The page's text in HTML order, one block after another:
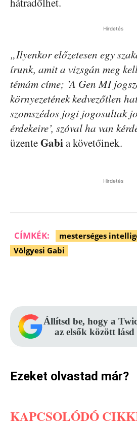
Hirdetés
„Ilyenkor előzetesen egy
írunk, amit a vizsgán meg
témám címe; ’A Gen MI
környezetének kedvezőtlen
szomszédos jogi jogosultak
érdekeire’, szóval ha van
üzenteGabia követőinek.
Hirdetés
CÍMKÉK: mesterséges
Völgyesi Gabi
Állítsd be, hogy a
az elsők között
Ezeket olvastad már?
KAPCSOLÓDÓ